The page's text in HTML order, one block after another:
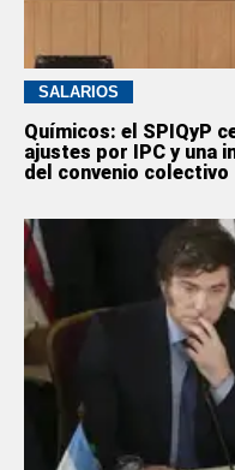
SALARIOS
Químicos: el SPIQyP
ajustes por IPC y una
del convenio colectivo